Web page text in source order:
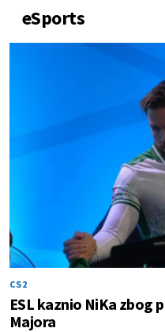
eSports
CS2
ESL kaznio NiKa zbog
Majora